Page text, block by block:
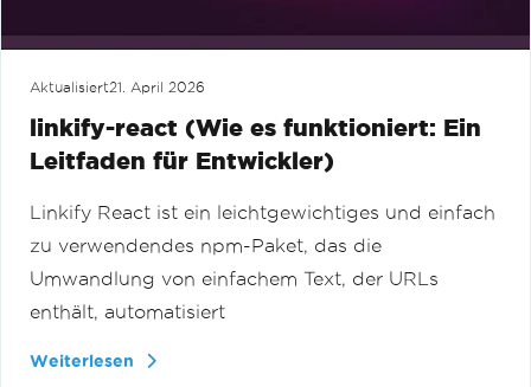
Aktualisiert21. April 2026
linkify-react (Wie es funktioniert: Ein
Leitfaden für Entwickler)
Linkify React ist ein leichtgewichtiges und einfach
zu verwendendes npm-Paket, das die
Umwandlung von einfachem Text, der URLs
enthält, automatisiert
Weiterlesen